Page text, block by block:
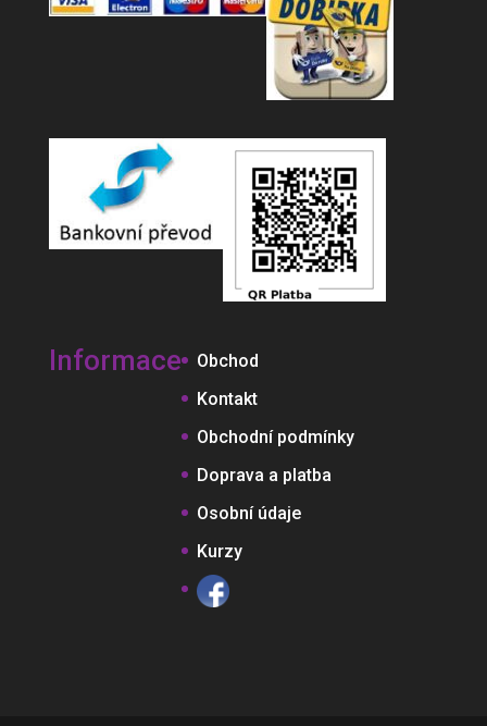
Informace
Obchod
Kontakt
Obchodní podmínky
Doprava a platba
Osobní údaje
Kurzy